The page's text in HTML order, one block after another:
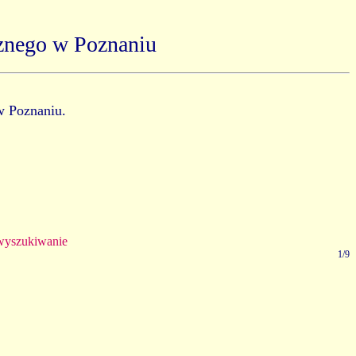
w Poznaniu
Poznaniu.
1/9